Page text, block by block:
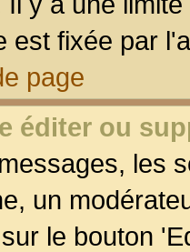
est fixée par
page
éditer ou
les
un
le bouton